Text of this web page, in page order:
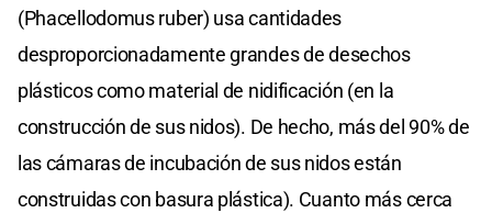
(Phacellodomus ruber) usa cantidades
desproporcionadamente grandes de desechos
plásticos como material de nidificación (en la
construcción de sus nidos). De hecho, más del 90% de
las cámaras de incubación de sus nidos están
construidas con basura plástica). Cuanto más cerca